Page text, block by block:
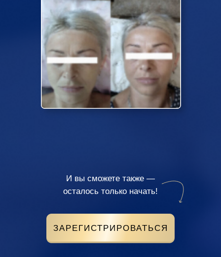
2 процедуры
И вы сможете также —
осталось только начать!
ЗАРЕГИСТРИРОВАТЬСЯ